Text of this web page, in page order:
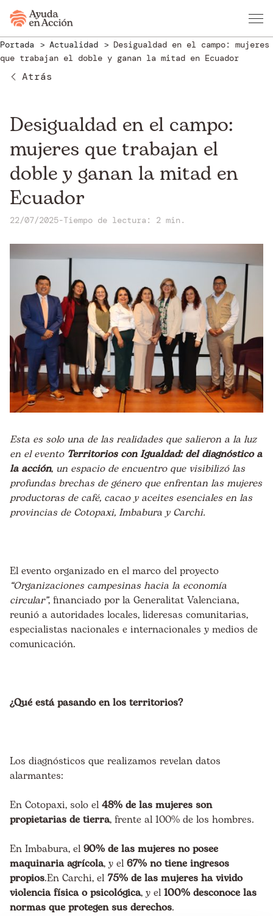
Portada Actualidad
Desigualdad en el campo: mujeres
que trabajan el doble y ganan la mitad en Ecuador
Atrás
Desigualdad en el campo:
mujeres que trabajan el
doble y ganan la mitad en
Ecuador
22/07/2025-Tiempo de lectura: 2 min.
Esta es solo una de las realidades que salieron a la luz
en el evento Territorios con Igualdad: del diagnóstico a
la acción, un espacio de encuentro que visibilizó las
profundas brechas de género que enfrentan las mujeres
productoras de café, cacao y aceites esenciales en las
provincias de Cotopaxi, Imbabura y Carchi.
El evento organizado en el marco del proyecto
“Organizaciones campesinas hacia la economía
circular”, financiado por la Generalitat Valenciana,
reunió a autoridades locales, lideresas comunitarias,
especialistas nacionales e internacionales y medios de
comunicación.
¿Qué está pasando en los territorios?
Los diagnósticos que realizamos revelan datos
alarmantes:
En Cotopaxi, solo el 48% de las mujeres son
propietarias de tierra, frente al 100% de los hombres.
En Imbabura, el 90% de las mujeres no posee
maquinaria agrícola, y el 67% no tiene ingresos
propios.En Carchi, el 75% de las mujeres ha vivido
violencia física o psicológica, y el 100% desconoce las
normas que protegen sus derechos.